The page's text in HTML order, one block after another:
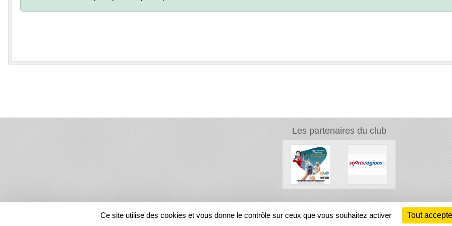
Les partenaires du club
REGIONS
Ce site utilise des cookies et vous donne le contrôle sur ceux que vous souhaitez activer Tout